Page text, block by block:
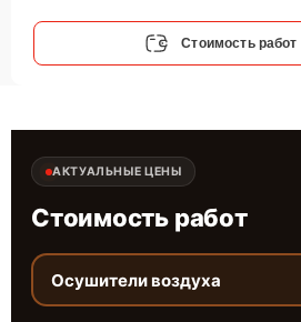
Стоимость работ
АКТУАЛЬНЫЕ ЦЕНЫ
Стоимость работ
Осушители воздуха